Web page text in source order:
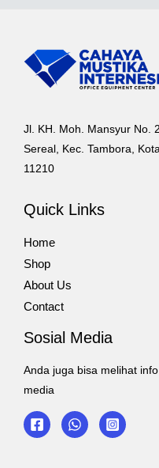
Jl. KH. Moh. Mansyur No.
Sereal, Kec. Tambora,
11210
Quick Links
Home
Shop
About Us
Contact
Sosial Media
Anda juga bisa melihat
media